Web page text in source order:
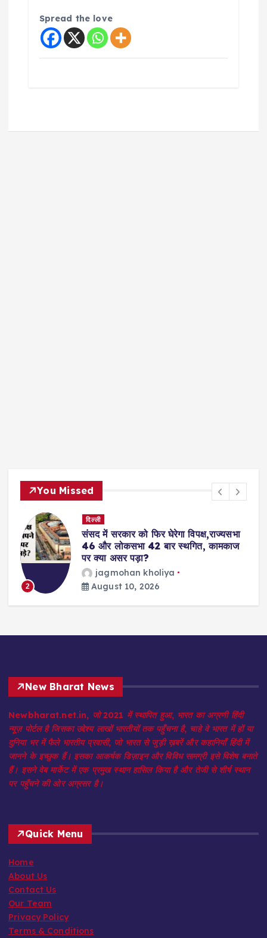
Spread the love
You Missed
2
दिल्ली
संसद में सरकार को फिर घेरेगा विपक्ष,राज्यसभा
46 और लोकसभा 42 बार स्थगित, कामकाज
पर क्या असर पड़ा?
jagmohan kholiya
August 10, 2026
New Bharat News
Newbharat.net.in, जो 2021 में स्थापित हुआ, भारत का अग्रणी हिंदी
न्यूज़ पोर्टल है जिसका उद्देश्य लाखों भारतीयों तक पहुँचना है, चाहे वे भारत में हों या
दुनिया भर में फैले भारतीय प्रवासी, जो भारत से जुड़ी ख़बरें और कहानियाँ हिंदी में
जानने के इच्छुक हैं। इसका आकर्षक डिज़ाइन और विविध सामग्री इसे विशेष बनाते
हैं। इसने वेब मार्केट में एक प्रमुख स्थान हासिल किया है और तेजी से शीर्ष स्थान
पर पहुँचने की ओर अग्रसर है।
Quick Menu
Home
About Us
Contact Us
Our Team
Privacy Policy
Terms & Conditions